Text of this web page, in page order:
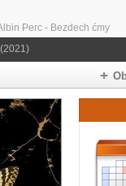
Perc - Bezdech ćmy
(2021)